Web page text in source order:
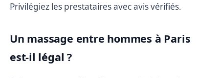
Privilégiez les prestataires avec avis vérifiés.
Un massage entre hommes à Paris
est-il légal ?